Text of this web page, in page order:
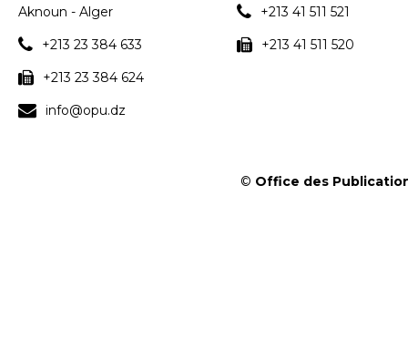
Aknoun - Alger
+213 23 384 633
+213 23 384 624
info@opu.dz
+213 41 511 521
+213 41 511 520
© Office des